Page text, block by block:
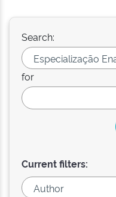
Search:
for
Current filters: